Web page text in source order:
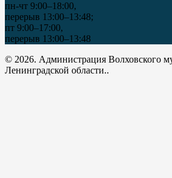
пн-чт 9:00–18:00,
перерыв 13:00–13:48;
пт 9:00–17:00,
перерыв 13:00–13:48
© 2026. Администрация Волховского
Ленинградской области..